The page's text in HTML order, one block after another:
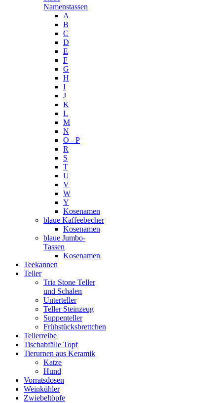
Namenstassen
A
B
C
D
E
F
G
H
I
J
K
L
M
N
O - P
R
S
T
U
V
W
Y
Kosenamen
blaue Kaffeebecher
Kosenamen
blaue Jumbo-
Tassen
Kosenamen
Teekannen
Teller
Tria Stone Teller
und Schalen
Unterteller
Teller Steinzeug
Suppenteller
Frühstücksbrettchen
Tellerreibe
Tischabfälle Topf
Tierurnen aus Keramik
Katze
Hund
Vorratsdosen
Weinkühler
Zwiebeltöpfe